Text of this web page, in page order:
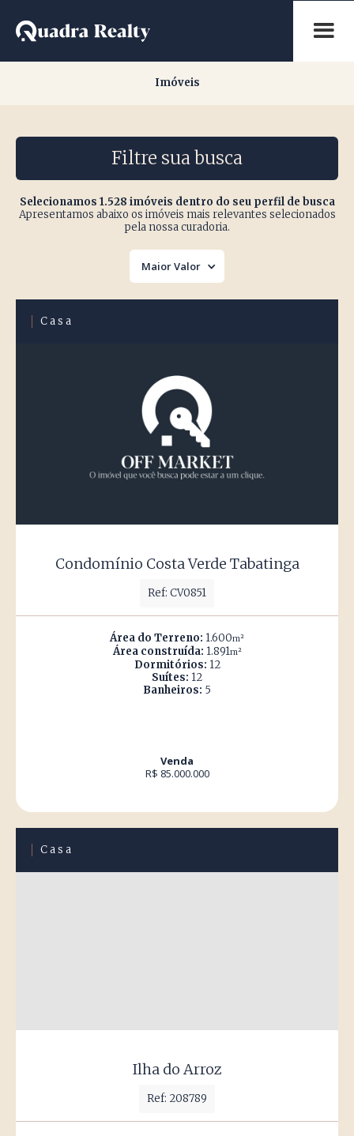
Imóveis
Imóveis
Filtre sua busca
Selecionamos 1.528 imóveis dentro do seu perfil de busca
Apresentamos abaixo os imóveis mais relevantes selecionados
pela nossa curadoria.
Maior Valor
Casa
Condomínio Costa Verde Tabatinga
Ref: CV0851
Área do Terreno: 1.600m²
Área construída: 1.891m²
Dormitórios: 12
Suítes: 12
Banheiros: 5
Venda
R$ 85.000.000
Casa
Ilha do Arroz
Ref: 208789